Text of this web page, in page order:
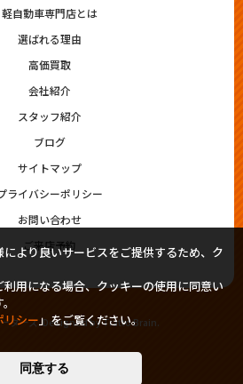
軽自動車専門店とは
選ばれる理由
高価買取
会社紹介
スタッフ紹介
ブログ
サイトマップ
ライバシーポリシー
お問い合わせ
ご来店予約
タース. Designed byTratto Brain.
より良いサービスをご提供するため、ク
用になる場合、クッキーの使用に同意い
リシー」をご覧ください。
同意する